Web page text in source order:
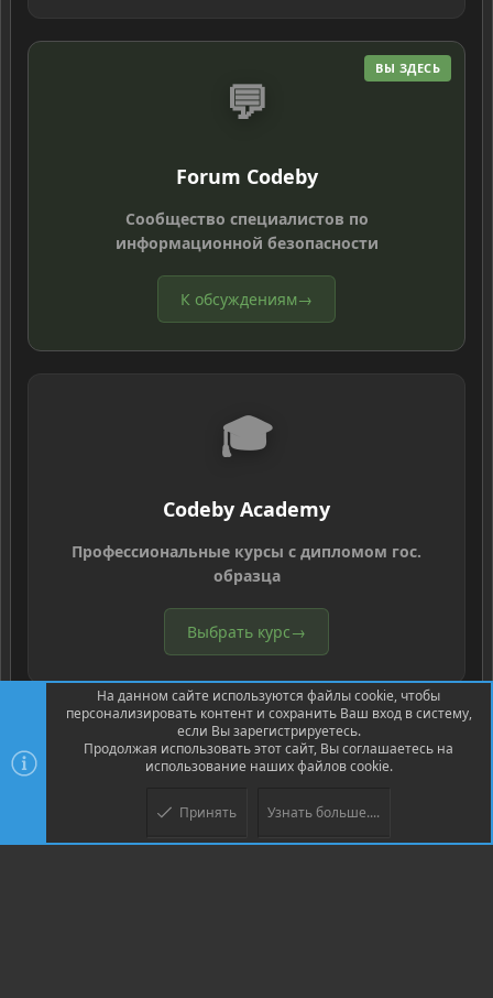
ВЫ ЗДЕСЬ
💬
Forum Codeby
Сообщество специалистов по
информационной безопасности
К обсуждениям→
🎓
Codeby Academy
Профессиональные курсы с дипломом гос.
образца
Выбрать курс→
Community platform by XenForo ® © 2010-2026 XenForo Ltd.
© Jason Axelrod of 8WAYRUN
На данном сайте используются файлы cookie, чтобы
персонализировать контент и сохранить Ваш вход в систему,
если Вы зарегистрируетесь.
Продолжая использовать этот сайт, Вы соглашаетесь на
использование наших файлов cookie.
Принять Узнать больше....